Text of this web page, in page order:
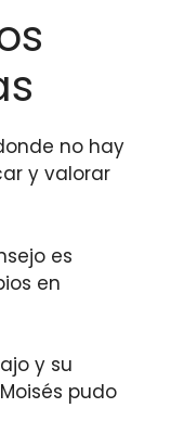
no hay
y valorar
es
en
y su
pudo